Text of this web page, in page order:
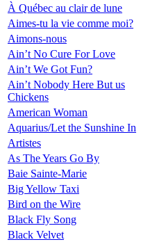
À Québec au clair de lune
Aimes-tu la vie comme moi?
Aimons-nous
Ain’t No Cure For Love
Ain’t We Got Fun?
Ain’t Nobody Here But us
Chickens
American Woman
Aquarius/Let the Sunshine In
Artistes
As The Years Go By
Baie Sainte-Marie
Big Yellow Taxi
Bird on the Wire
Black Fly Song
Black Velvet